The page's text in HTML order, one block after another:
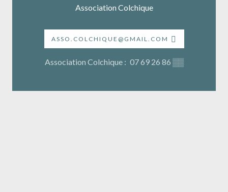
Association Colchique
ASSO.COLCHIQUE@GMAIL.COM
Association Colchique : 07 69 26 86 ▒▒